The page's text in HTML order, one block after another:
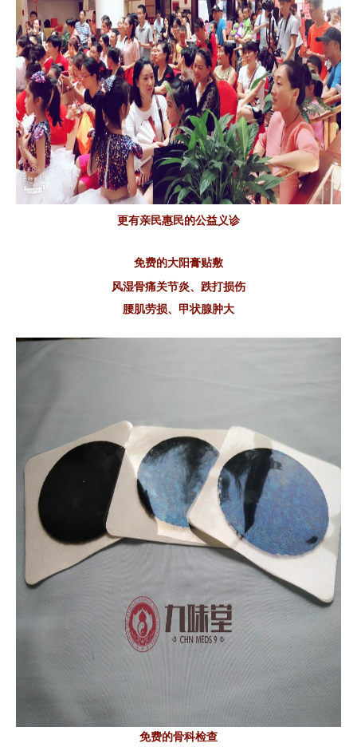
更有亲民惠民的公益义诊
免费的大阳膏贴敷
风湿骨痛关节炎、跌打损伤
腰肌劳损、甲状腺肿大
免费的骨科检查